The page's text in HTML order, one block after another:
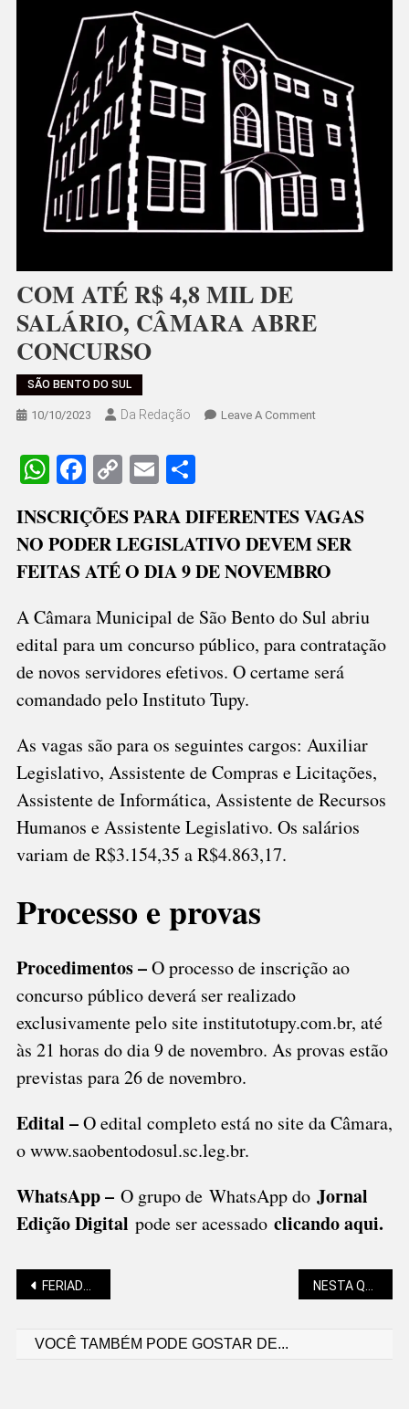
COM ATÉ R$ 4,8 MIL DE
SALÁRIO, CÂMARA ABRE
CONCURSO
SÃO BENTO DO SUL
10/10/2023 Da Redação Leave A CommentOn
MIL
DE
CÂMARA
CONCURSO
WhatsApp
Facebook
CopyEmailShare
INSCRIÇÕES PARA DIFERENTES VAGAS
NO PODER LEGISLATIVO DEVEM SER
FEITAS ATÉ O DIA 9 DE NOVEMBRO
A Câmara Municipal de São Bento do Sul abriu
edital para um concurso público, para contratação
de novos servidores efetivos. O certame será
comandado pelo Instituto Tupy.
As vagas são para os seguintes cargos: Auxiliar
Legislativo, Assistente de Compras e Licitações,
Assistente de Informática, Assistente de Recursos
Humanos e Assistente Legislativo. Os salários
variam de R$3.154,35 a R$4.863,17.
Processo e provas
Procedimentos –O processo de inscrição ao
concurso público deverá ser realizado
exclusivamente pelo site institutotupy.com.br, até
às 21 horas do dia 9 de novembro. As provas estão
previstas para 26 de novembro.
Edital –O edital completo está no site da Câmara,
o www.saobentodosul.sc.leg.br.
WhatsApp – O grupo de WhatsApp do Jornal
Edição Digital pode ser acessado clicando aqui.
Navegação
FERIADO MUDA HORÁRIOS DO SERVIÇO PÚBLICO EM SÃO BENTO
VOCÊ TAMBÉM PODE GOSTAR DE...